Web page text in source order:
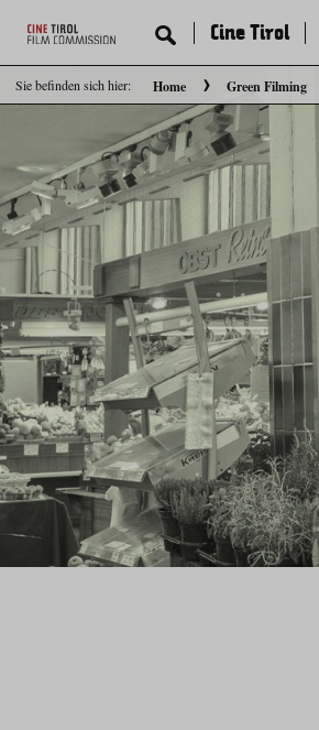
Sie befinden sich hier: Home Green Filming
Cine Tirol